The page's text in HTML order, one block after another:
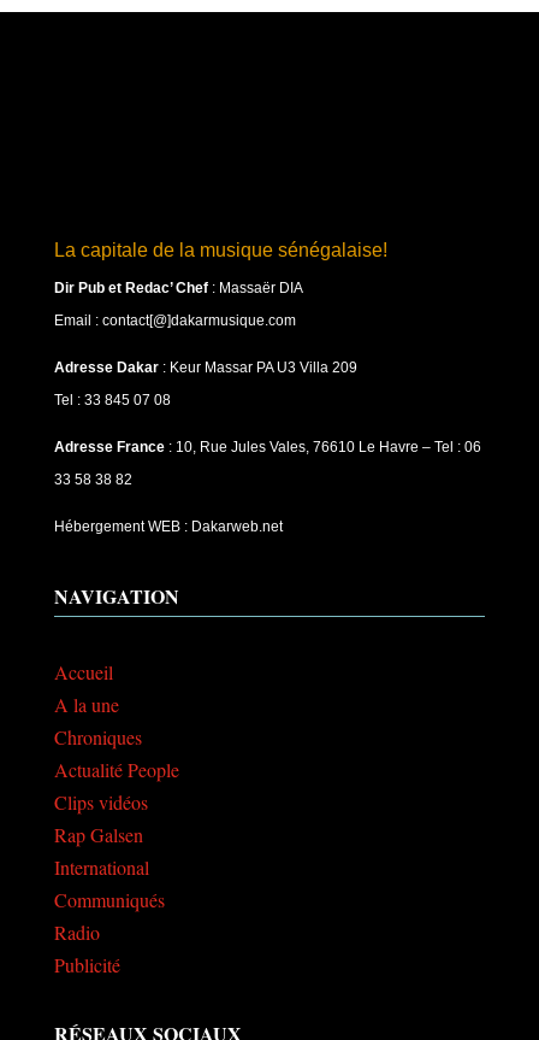
La capitale de la musique sénégalaise!
Dir Pub et Redac’ Chef: Massaër DIA
Email : contact[@]dakarmusique.com
Adresse Dakar: Keur Massar PA U3 Villa 209
Tel : 33 845 07 08
Adresse France: 10, Rue Jules Vales, 76610 Le Havre – Tel : 06
33 58 38 82
Hébergement WEB : Dakarweb.net
NAVIGATION
Accueil
A la une
Chroniques
Actualité People
Clips vidéos
Rap Galsen
International
Communiqués
Radio
Publicité
RÉSEAUX SOCIAUX